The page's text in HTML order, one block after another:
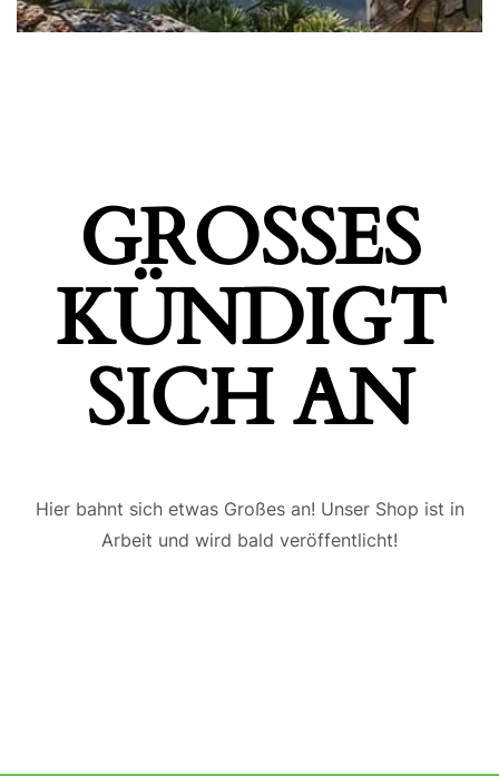
GROSSES K
ÜNDIGT S
ICH AN
Hier bahnt sich etwas Großes an! Unser Shop ist in
Arbeit und wird bald veröffentlicht!